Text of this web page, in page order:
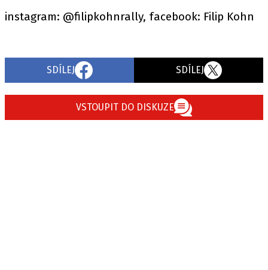
instagram: @filipkohnrally, facebook: Filip Kohn
SDÍLEJ SDÍLEJ
VSTOUPIT DO DISKUZE